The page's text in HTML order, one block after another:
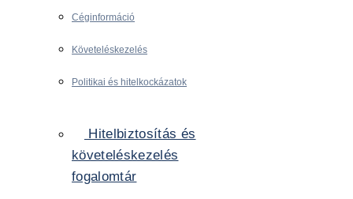
Céginformáció
Követeléskezelés
Politikai és hitelkockázatok
Hitelbiztosítás és
követeléskezelés
fogalomtár